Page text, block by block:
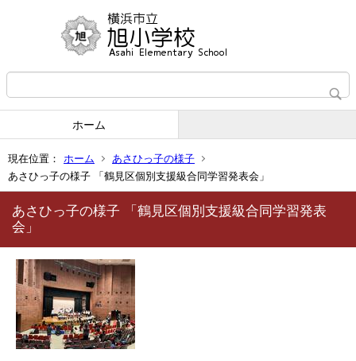
ホーム
現在位置： ホーム
あさひっ子の様子
あさひっ子の様子 「鶴見区個別支援級合同学習発表会」
あさひっ子の様子 「鶴見区個別支援級合同学習発表
会」